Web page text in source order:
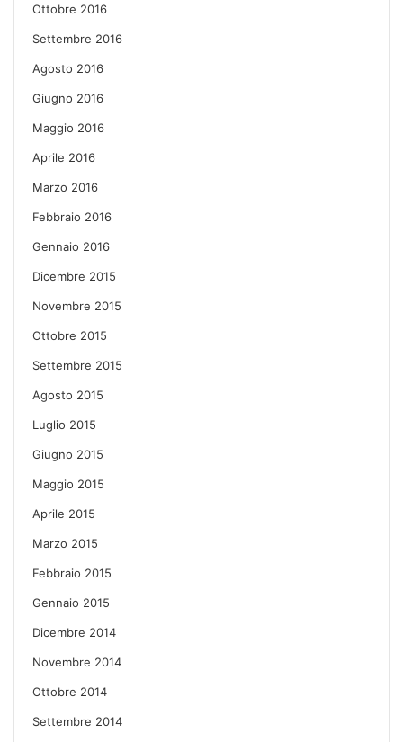
Ottobre 2016
Settembre 2016
Agosto 2016
Giugno 2016
Maggio 2016
Aprile 2016
Marzo 2016
Febbraio 2016
Gennaio 2016
Dicembre 2015
Novembre 2015
Ottobre 2015
Settembre 2015
Agosto 2015
Luglio 2015
Giugno 2015
Maggio 2015
Aprile 2015
Marzo 2015
Febbraio 2015
Gennaio 2015
Dicembre 2014
Novembre 2014
Ottobre 2014
Settembre 2014